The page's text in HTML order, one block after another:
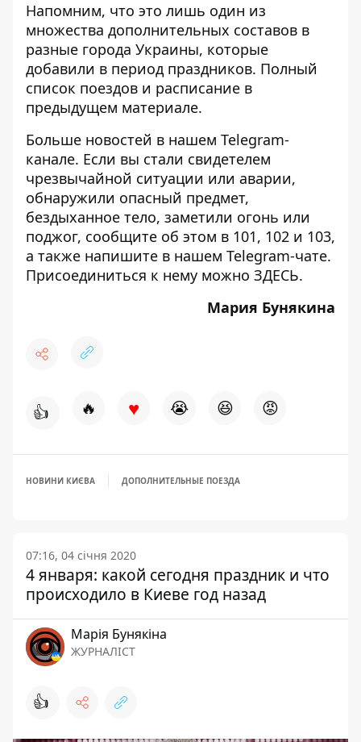
Напомним, что это лишь один из
множества дополнительных составов в
разные города Украины, которые
добавили в период праздников. Полный
список поездов и расписание в
предыдущем материале.
Больше новостей в нашем Telegram-
канале. Если вы стали свидетелем
чрезвычайной ситуации или аварии,
обнаружили опасный предмет,
бездыханное тело, заметили огонь или
поджог, сообщите об этом в 101, 102 и 103,
а также напишите в нашем Telegram-чате.
Присоединиться к нему можно ЗДЕСЬ.
Мария Бунякина
👍 🔥 ♥ 😭 😆 😡
НОВИНИ КИЄВА ДОПОЛНИТЕЛЬНЫЕ ПОЕЗДА
07:16, 04 січня 2020
4 января: какой сегодня праздник и что
происходило в Киеве год назад
Марія Бунякіна
ЖУРНАЛІСТ
👍